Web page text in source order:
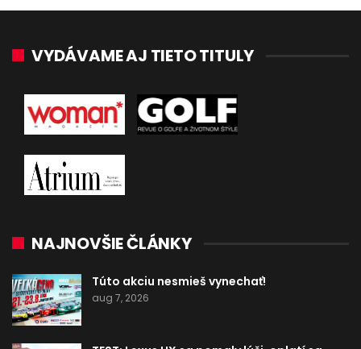
VYDÁVAME AJ TIETO TITULY
NAJNOVŠIE ČLÁNKY
Túto akciu nesmieš vynechať!
aug 7, 2026